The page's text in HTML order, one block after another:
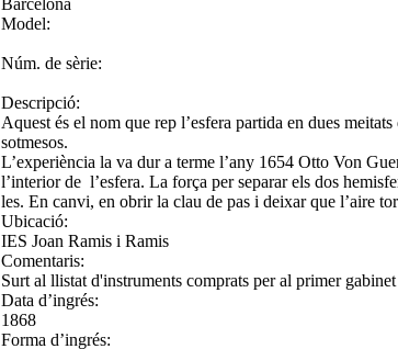
Model:
Núm. de sèrie:
Descripció:
Aquest és el nom que rep l’esfera partida en dues
sotmesos.
L’experiència la va dur a terme l’any 1654 Otto Von
l’interior de l’esfera. La força per separar els dos
les. En canvi, en obrir la clau de pas i deixar que l’aire
Ubicació:
IES Joan Ramis i Ramis
Comentaris:
Surt al llistat d'instruments comprats per al primer
Data d’ingrés:
1868
Forma d’ingrés: